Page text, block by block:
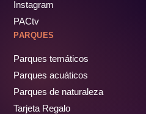
Instagram
PACtv
PARQUES
Parques temáticos
Parques acuáticos
Parques de naturaleza
Tarjeta Regalo